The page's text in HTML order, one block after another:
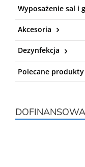
Wyposażenie sal i
Akcesoria
Dezynfekcja
Polecane produkty